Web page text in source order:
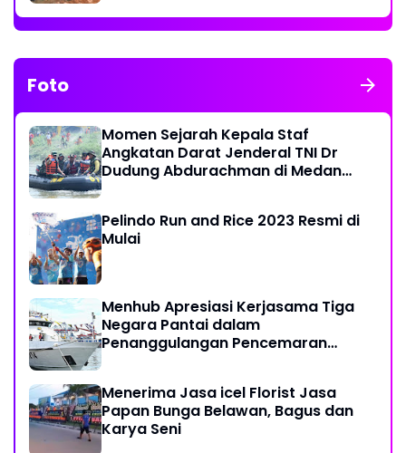
Foto
Momen Sejarah Kepala Staf
Angkatan Darat Jenderal TNI Dr
Dudung Abdurachman di Medan
Pelindo Run and Rice 2023 Resmi di
Mulai
Menhub Apresiasi Kerjasama Tiga
Negara Pantai dalam
Penanggulangan Pencemaran
Menerima Jasa icel Florist Jasa
Papan Bunga Belawan, Bagus dan
Karya Seni